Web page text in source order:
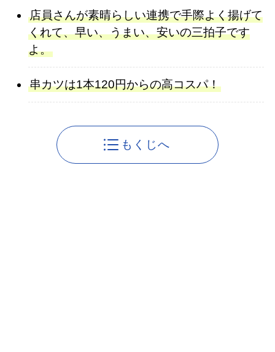
店員さんが素晴らしい連携で手際よく揚げて
くれて、早い、うまい、安いの三拍子です
よ。
串カツは1本120円からの高コスパ！
もくじへ